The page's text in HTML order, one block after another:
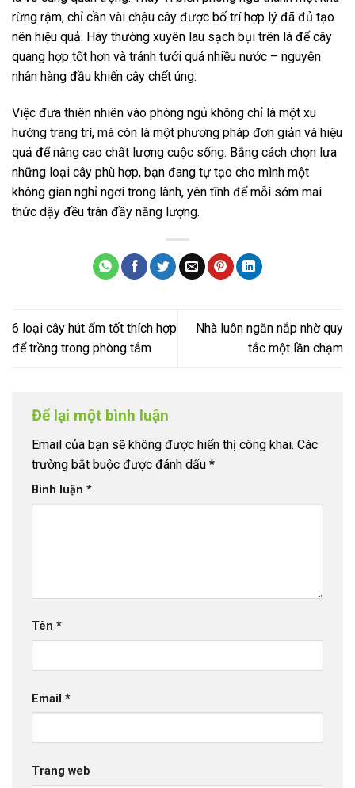
rừng rậm, chỉ cần vài chậu cây được bố trí hợp lý đã đủ tạo
nên hiệu quả. Hãy thường xuyên lau sạch bụi trên lá để cây
quang hợp tốt hơn và tránh tưới quá nhiều nước – nguyên
nhân hàng đầu khiến cây chết úng.
Việc đưa thiên nhiên vào phòng ngủ không chỉ là một xu
hướng trang trí, mà còn là một phương pháp đơn giản và hiệu
quả để nâng cao chất lượng cuộc sống. Bằng cách chọn lựa
những loại cây phù hợp, bạn đang tự tạo cho mình một
không gian nghỉ ngơi trong lành, yên tĩnh để mỗi sớm mai
thức dậy đều tràn đầy năng lượng.
6 loại cây hút ẩm tốt thích hợp
để trồng trong phòng tắm
Nhà luôn ngăn nắp nhờ quy
tắc một lần chạm
Để lại một bình luận
Email của bạn sẽ không được hiển thị công khai. Các
trường bắt buộc được đánh dấu *
Bình luận *
Tên *
Email *
Trang web